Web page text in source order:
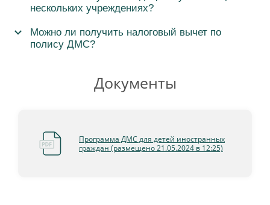
нескольких учреждениях?
Можно ли получить налоговый вычет по
полису ДМС?
Документы
Программа ДМС для детей иностранных
граждан (размещено 21.05.2024 в 12:25)